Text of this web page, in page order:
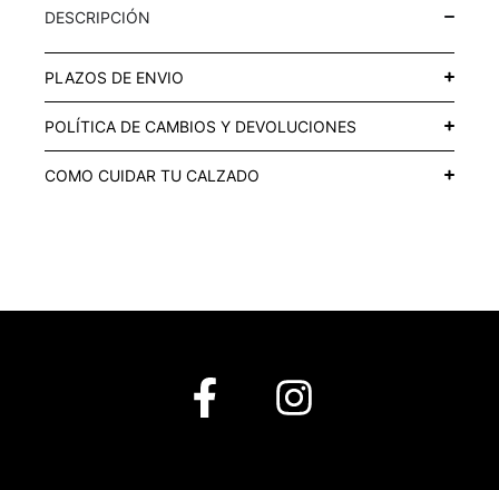
DESCRIPCIÓN
PLAZOS DE ENVIO
POLÍTICA DE CAMBIOS Y DEVOLUCIONES
COMO CUIDAR TU CALZADO
F
I